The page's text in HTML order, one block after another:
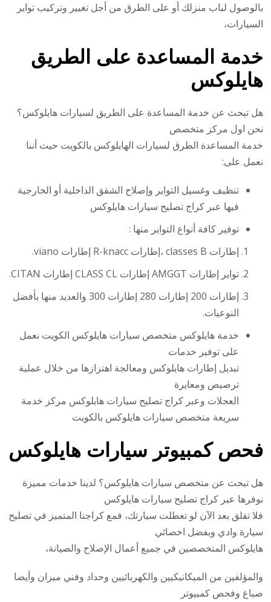
بالوصول لباب منزلك أو على الطرق من أجل تغيير وتركيب تواير
السيارات،
خدمة المساعدة على الطريق
هايلوكس
هل تبحث عن خدمة المساعدة على الطريق لسيارات هايلوكس؟
نحن اول مركز متخصص
خدمة المساعدة الطرق لسيارات الهايلوكس بالكويت حيث أننا
نعمل على:
تنظيف وغسيل التواير وإصلاح الشقق الداخلية أو الخارجية
فيها عبر كراج تصليح سيارات هايلوكس
توفير كافة أنواع التواير منها :
إطارات classes B ،إطارات R-knacc إطارات viano.
تواير إطارات AMGGT إطارات CLASS CL إطارات CITAN.
إطارات 200 إطارات 280 إطارات 300 والعديد منها بأفضل
النوعيات.
خدمة هايلوكس متخصص سيارات هايلوكس الكويت نعمل
على توفير خدمات
تبديل إطارات هايلوكس ومعالجة اهتزازها من خلال عملية
ترصيص ومعايرة
العجلات وعبر كراج تصليح سيارات هايلوكس مركز خدمة
سريعة متخصص سيارات هايلوكس بالكويت
فحص كمبيوتر سيارات هايلوكس
هل تبحث عن متخصص سيارات هايلوكس؟ لدينا خدمات مميزة
نوفرها عبر كراج تصليح سيارات هايلوكس
فلا تقلق بعد الآن لو تعطلت سيارتك، فمع كراجنا المتميز في تصليح
سيارة وادي وبفضل اخصائي
هايلوكس المتخصصين في جميع أعمال الإصلاح والصيانة،
والمؤلفين من الميكانيكيين والكهربائيين وحداد وفني ميزان وأيضا
صباغ وفحص كمبيوتر